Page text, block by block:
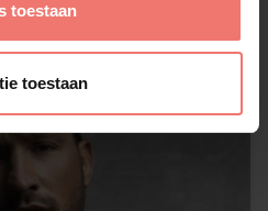
toestaan
toestaan